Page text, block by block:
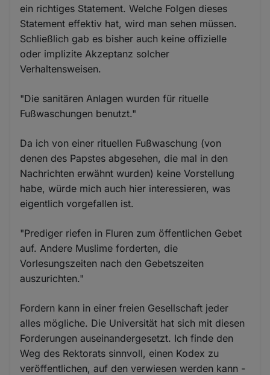
ein richtiges Statement. Welche Folgen dieses
Statement effektiv hat, wird man sehen müssen.
Schließlich gab es bisher auch keine offizielle
oder implizite Akzeptanz solcher
Verhaltensweisen.
"Die sanitären Anlagen wurden für rituelle
Fußwaschungen benutzt."
Da ich von einer rituellen Fußwaschung (von
denen des Papstes abgesehen, die mal in den
Nachrichten erwähnt wurden) keine Vorstellung
habe, würde mich auch hier interessieren, was
eigentlich vorgefallen ist.
"Prediger riefen in Fluren zum öffentlichen Gebet
auf. Andere Muslime forderten, die
Vorlesungszeiten nach den Gebetszeiten
auszurichten."
Fordern kann in einer freien Gesellschaft jeder
alles mögliche. Die Universität hat sich mit diesen
Forderungen auseinandergesetzt. Ich finde den
Weg des Rektorats sinnvoll, einen Kodex zu
veröffentlichen, auf den verwiesen werden kann -